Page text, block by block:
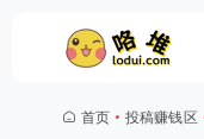
首页 • 投稿赚钱区